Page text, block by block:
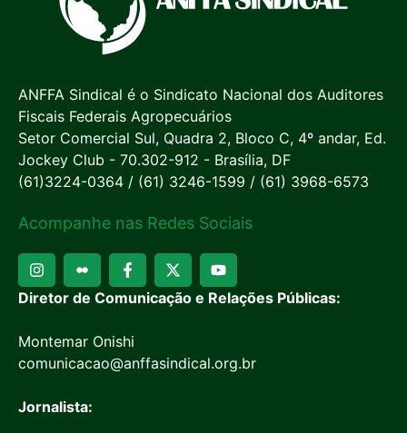
ANFFA Sindical é o Sindicato Nacional dos Auditores
Fiscais Federais Agropecuários
Setor Comercial Sul, Quadra 2, Bloco C, 4º andar, Ed.
Jockey Club - 70.302-912 - Brasília, DF
(61)3224-0364 / (61) 3246-1599 / (61) 3968-6573
Acompanhe nas Redes Sociais
Diretor de Comunicação e Relações Públicas:
Montemar Onishi
comunicacao@anffasindical.org.br
Jornalista: